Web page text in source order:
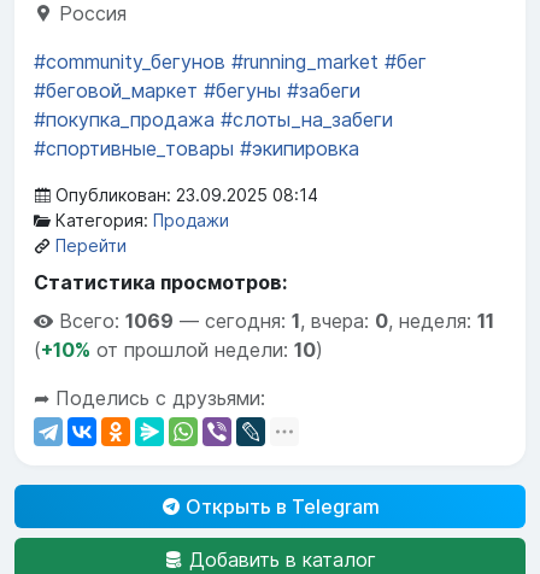
Россия
#community_бегунов #running_market #бег
#беговой_маркет #бегуны #забеги
#покупка_продажа #слоты_на_забеги
#спортивные_товары #экипировка
Опубликован: 23.09.2025 08:14
Категория: Продажи
Перейти
Статистика просмотров:
Всего: 1069 — сегодня: 1, вчера: 0, неделя: 11
(+10% от прошлой недели: 10)
➦ Поделись с друзьями:
Открыть в Telegram
Добавить в каталог